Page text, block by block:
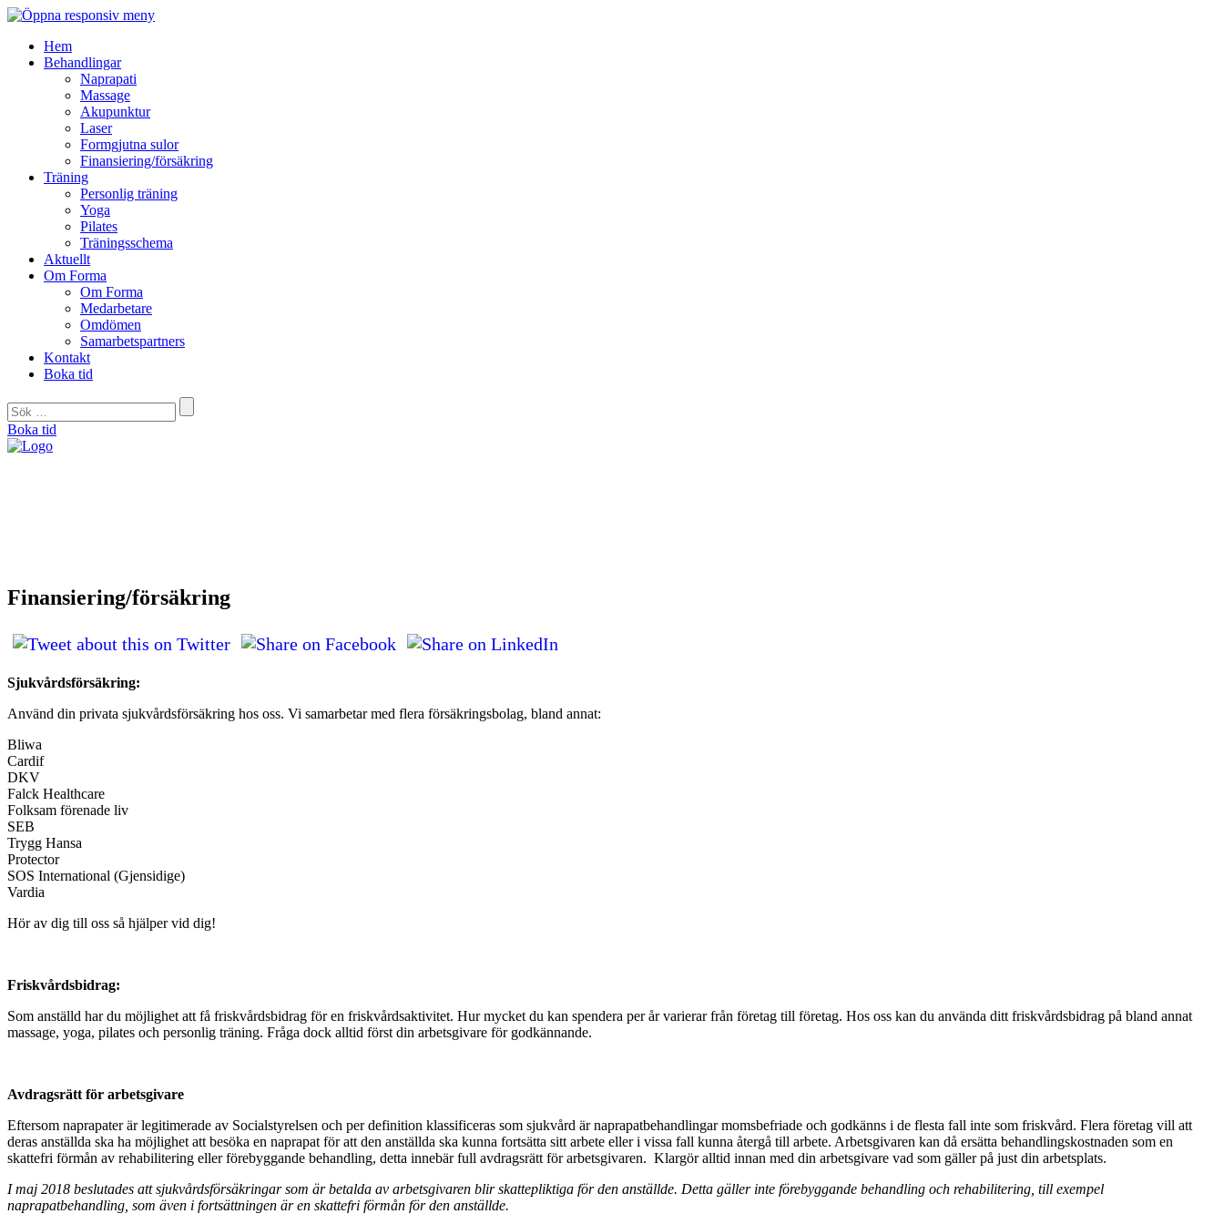
Hem
Behandlingar
Naprapati
Massage
Akupunktur
Laser
Formgjutna sulor
Finansiering/försäkring
Träning
Personlig träning
Yoga
Pilates
Träningsschema
Aktuellt
Om Forma
Om Forma
Medarbetare
Omdömen
Samarbetspartners
Kontakt
Boka tid
Boka tid
Finansiering/försäkring
Sjukvårdsförsäkring:
Använd din privata sjukvårdsförsäkring hos oss. Vi samarbetar med flera försäkringsbolag, bland annat:
Bliwa
Cardif
DKV
Falck Healthcare
Folksam förenade liv
SEB
Trygg Hansa
Protector
SOS International (Gjensidige)
Vardia
Hör av dig till oss så hjälper vid dig!
Friskvårdsbidrag:
Som anställd har du möjlighet att få friskvårdsbidrag för en friskvårdsaktivitet. Hur mycket du kan spendera per år varierar från företag till företag. Hos oss kan du använda ditt friskvårdsbidrag på bland annat
massage, yoga, pilates och personlig träning. Fråga dock alltid först din arbetsgivare för godkännande.
Avdragsrätt för arbetsgivare
Eftersom naprapater är legitimerade av Socialstyrelsen och per definition klassificeras som sjukvård är naprapatbehandlingar momsbefriade och godkänns i de flesta fall inte som friskvård. Flera företag vill att
deras anställda ska ha möjlighet att besöka en naprapat för att den anställda ska kunna fortsätta sitt arbete eller i vissa fall kunna återgå till arbete. Arbetsgivaren kan då ersätta behandlingskostnaden som en
skattefri förmån av rehabilitering eller förebyggande behandling, detta innebär full avdragsrätt för arbetsgivaren. Klargör alltid innan med din arbetsgivare vad som gäller på just din arbetsplats.
I maj 2018 beslutades att sjukvårdsförsäkringar som är betalda av arbetsgivaren blir skattepliktiga för den anställde. Detta gäller inte förebyggande behandling och rehabilitering, till exempel
naprapatbehandling, som även i fortsättningen är en skattefri förmån för den anställde.